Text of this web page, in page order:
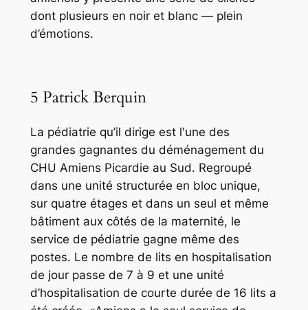
dont plusieurs en noir et blanc — plein
d’émotions.
5 Patrick Berquin
La pédiatrie qu’il dirige est l'une des
grandes gagnantes du déménagement du
CHU Amiens Picardie au Sud. Regroupé
dans une unité structurée en bloc unique,
sur quatre étages et dans un seul et même
bâtiment aux côtés de la maternité, le
service de pédiatrie gagne même des
postes. Le nombre de lits en hospitalisation
de jour passe de 7 à 9 et une unité
d’hospitalisation de courte durée de 16 lits a